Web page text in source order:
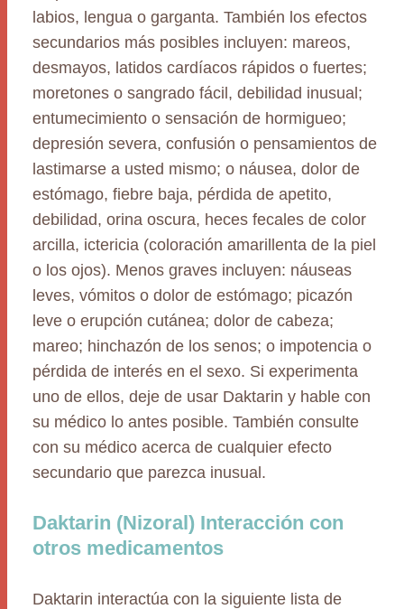
labios, lengua o garganta. También los efectos
secundarios más posibles incluyen: mareos,
desmayos, latidos cardíacos rápidos o fuertes;
moretones o sangrado fácil, debilidad inusual;
entumecimiento o sensación de hormigueo;
depresión severa, confusión o pensamientos de
lastimarse a usted mismo; o náusea, dolor de
estómago, fiebre baja, pérdida de apetito,
debilidad, orina oscura, heces fecales de color
arcilla, ictericia (coloración amarillenta de la piel
o los ojos). Menos graves incluyen: náuseas
leves, vómitos o dolor de estómago; picazón
leve o erupción cutánea; dolor de cabeza;
mareo; hinchazón de los senos; o impotencia o
pérdida de interés en el sexo. Si experimenta
uno de ellos, deje de usar Daktarin y hable con
su médico lo antes posible. También consulte
con su médico acerca de cualquier efecto
secundario que parezca inusual.
Daktarin (Nizoral) Interacción con
otros medicamentos
Daktarin interactúa con la siguiente lista de